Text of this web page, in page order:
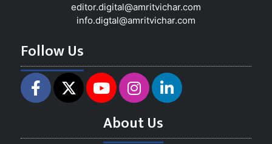
editor.digital@amritvichar.com
info.digtal@amritvichar.com
Follow Us
About Us